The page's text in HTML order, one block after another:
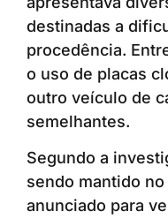
destinadas a
procedência.
o uso de placas
outro veículo de
semelhantes.
Segundo a
sendo mantido
anunciado para